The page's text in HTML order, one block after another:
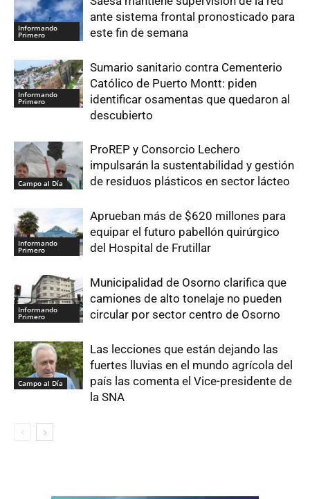
Informando
Primero
ante sistema frontal pronosticado para
este fin de semana
Informando
Primero
Sumario sanitario contra Cementerio
Católico de Puerto Montt: piden
identificar osamentas que quedaron al
descubierto
Campo al Día
ProREP y Consorcio Lechero
impulsarán la sustentabilidad y gestión
de residuos plásticos en sector lácteo
Informando
Primero
Aprueban más de $620 millones para
equipar el futuro pabellón quirúrgico
del Hospital de Frutillar
Informando
Primero
Municipalidad de Osorno clarifica que
camiones de alto tonelaje no pueden
circular por sector centro de Osorno
Campo al Día
Las lecciones que están dejando las
fuertes lluvias en el mundo agrícola del
país las comenta el Vice-presidente de
la SNA